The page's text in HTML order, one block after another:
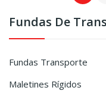
Fundas De
Fundas Transporte
Maletines Rígidos